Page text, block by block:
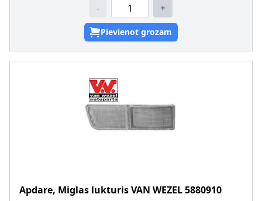
- +
Pievienot grozam
Apdare, Miglas lukturisVAN WEZEL5880910